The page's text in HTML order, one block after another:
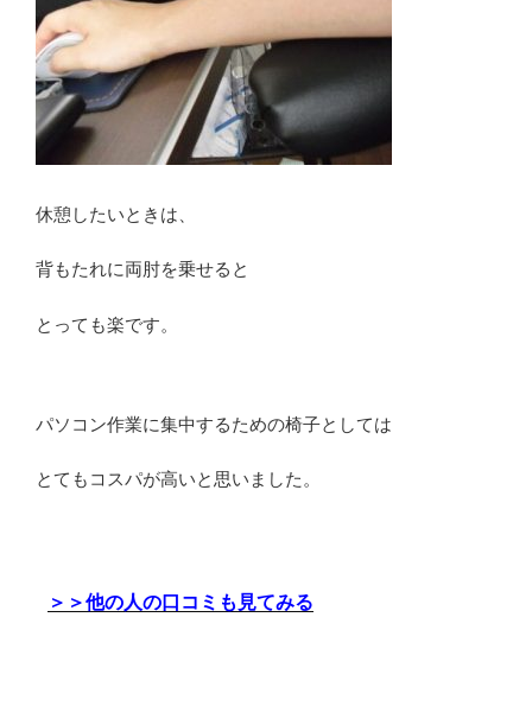
休憩したいときは、
背もたれに両肘を乗せると
とっても楽です。
パソコン作業に集中するための椅子としては
とてもコスパが高いと思いました。
＞＞他の人の口コミも見てみる